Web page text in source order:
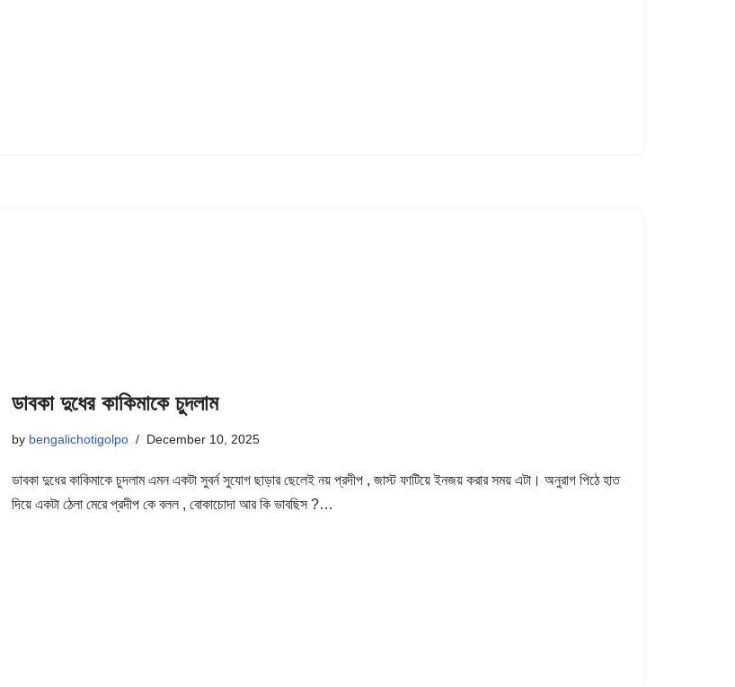
ডাবকা দুধের কাকিমাকে চুদলাম
by bengalichotigolpo December 10, 2025
ডাবকা দুধের কাকিমাকে চুদলাম এমন একটা সুবর্ন সুযোগ ছাড়ার ছেলেই নয় প্রদীপ , জাস্ট ফাটিয়ে ইনজয় করার সময় এটা। অনুরাগ পিঠে হাত
দিয়ে একটা ঠেলা মেরে প্রদীপ কে বলল , বোকাচোদা আর কি ভাবছিস ?…